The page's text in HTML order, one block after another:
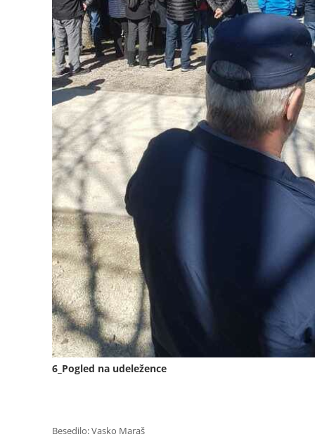
6_Pogled na udeležence
Besedilo: Vasko Maraš